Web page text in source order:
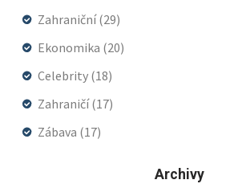
Zahraniční(29)
Ekonomika (20)
Celebrity (18)
Zahraničí(17)
Zábava (17)
Archivy